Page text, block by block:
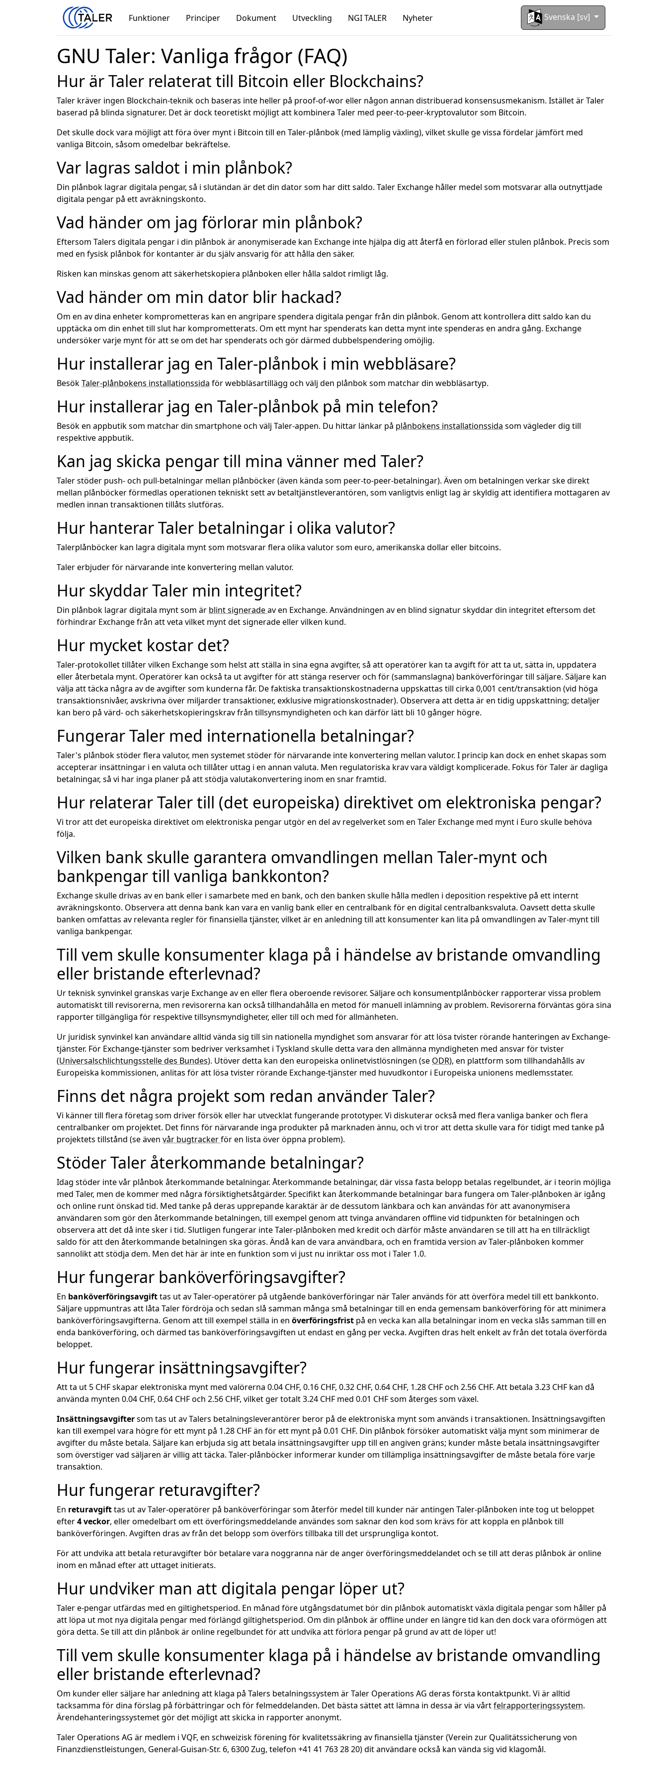
Funktioner Principer Dokument Utveckling NGI TALER Nyheter Svenska [sv]
GNU Taler: Vanliga frågor (FAQ)
Hur är Taler relaterat till Bitcoin eller Blockchains?
Taler kräver ingen Blockchain-teknik och baseras inte heller på proof-of-wor eller någon annan distribuerad konsensusmekanism. Istället är Taler
baserad på blinda signaturer. Det är dock teoretiskt möjligt att kombinera Taler med peer-to-peer-kryptovalutor som Bitcoin.
Det skulle dock vara möjligt att föra över mynt i Bitcoin till en Taler-plånbok (med lämplig växling), vilket skulle ge vissa fördelar jämfört med
vanliga Bitcoin, såsom omedelbar bekräftelse.
Var lagras saldot i min plånbok?
Din plånbok lagrar digitala pengar, så i slutändan är det din dator som har ditt saldo. Taler Exchange håller medel som motsvarar alla outnyttjade
digitala pengar på ett avräkningskonto.
Vad händer om jag förlorar min plånbok?
Eftersom Talers digitala pengar i din plånbok är anonymiserade kan Exchange inte hjälpa dig att återfå en förlorad eller stulen plånbok. Precis som
med en fysisk plånbok för kontanter är du själv ansvarig för att hålla den säker.
Risken kan minskas genom att säkerhetskopiera plånboken eller hålla saldot rimligt låg.
Vad händer om min dator blir hackad?
Om en av dina enheter komprometteras kan en angripare spendera digitala pengar från din plånbok. Genom att kontrollera ditt saldo kan du
upptäcka om din enhet till slut har komprometterats. Om ett mynt har spenderats kan detta mynt inte spenderas en andra gång. Exchange
undersöker varje mynt för att se om det har spenderats och gör därmed dubbelspendering omöjlig.
Hur installerar jag en Taler-plånbok i min webbläsare?
BesökTaler-plånbokens installationssida för webbläsartillägg och välj den plånbok som matchar din webbläsartyp.
Hur installerar jag en Taler-plånbok på min telefon?
Besök en appbutik som matchar din smartphone och välj Taler-appen. Du hittar länkar på plånbokens installationssida som vägleder dig till
respektive appbutik.
Kan jag skicka pengar till mina vänner med Taler?
Taler stöder push- och pull-betalningar mellan plånböcker (även kända som peer-to-peer-betalningar). Även om betalningen verkar ske direkt
mellan plånböcker förmedlas operationen tekniskt sett av betaltjänstleverantören, som vanligtvis enligt lag är skyldig att identifiera mottagaren av
medlen innan transaktionen tillåts slutföras.
Hur hanterar Taler betalningar i olika valutor?
Talerplånböcker kan lagra digitala mynt som motsvarar flera olika valutor som euro, amerikanska dollar eller bitcoins.
Taler erbjuder för närvarande inte konvertering mellan valutor.
Hur skyddar Taler min integritet?
Din plånbok lagrar digitala mynt som är blint signeradeav en Exchange. Användningen av en blind signatur skyddar din integritet eftersom det
förhindrar Exchange från att veta vilket mynt det signerade eller vilken kund.
Hur mycket kostar det?
Taler-protokollet tillåter vilken Exchange som helst att ställa in sina egna avgifter, så att operatörer kan ta avgift för att ta ut, sätta in, uppdatera
eller återbetala mynt. Operatörer kan också ta ut avgifter för att stänga reserver och för (sammanslagna) banköverföringar till säljare. Säljare kan
välja att täcka några av de avgifter som kunderna får. De faktiska transaktionskostnaderna uppskattas till cirka 0,001 cent/transaktion (vid höga
transaktionsnivåer, avskrivna över miljarder transaktioner, exklusive migrationskostnader). Observera att detta är en tidig uppskattning; detaljer
kan bero på värd- och säkerhetskopieringskrav från tillsynsmyndigheten och kan därför lätt bli 10 gånger högre.
Fungerar Taler med internationella betalningar?
Taler's plånbok stöder flera valutor, men systemet stöder för närvarande inte konvertering mellan valutor. I princip kan dock en enhet skapas som
accepterar insättningar i en valuta och tillåter uttag i en annan valuta. Men regulatoriska krav vara väldigt komplicerade. Fokus för Taler är dagliga
betalningar, så vi har inga planer på att stödja valutakonvertering inom en snar framtid.
Hur relaterar Taler till (det europeiska) direktivet om elektroniska pengar?
Vi tror att det europeiska direktivet om elektroniska pengar utgör en del av regelverket som en Taler Exchange med mynt i Euro skulle behöva
följa.
Vilken bank skulle garantera omvandlingen mellan Taler-mynt och
bankpengar till vanliga bankkonton?
Exchange skulle drivas av en bank eller i samarbete med en bank, och den banken skulle hålla medlen i deposition respektive på ett internt
avräkningskonto. Observera att denna bank kan vara en vanlig bank eller en centralbank för en digital centralbanksvaluta. Oavsett detta skulle
banken omfattas av relevanta regler för finansiella tjänster, vilket är en anledning till att konsumenter kan lita på omvandlingen av Taler-mynt till
vanliga bankpengar.
Till vem skulle konsumenter klaga på i händelse av bristande omvandling
eller bristande efterlevnad?
Ur teknisk synvinkel granskas varje Exchange av en eller flera oberoende revisorer. Säljare och konsumentplånböcker rapporterar vissa problem
automatiskt till revisorerna, men revisorerna kan också tillhandahålla en metod för manuell inlämning av problem. Revisorerna förväntas göra sina
rapporter tillgängliga för respektive tillsynsmyndigheter, eller till och med för allmänheten.
Ur juridisk synvinkel kan användare alltid vända sig till sin nationella myndighet som ansvarar för att lösa tvister rörande hanteringen av Exchange-
tjänster. För Exchange-tjänster som bedriver verksamhet i Tyskland skulle detta vara den allmänna myndigheten med ansvar för tvister
(Universalschlichtungsstelle des Bundes). Utöver detta kan den europeiska onlinetvistlösningen (se ODR), en plattform som tillhandahålls av
Europeiska kommissionen, anlitas för att lösa tvister rörande Exchange-tjänster med huvudkontor i Europeiska unionens medlemsstater.
Finns det några projekt som redan använder Taler?
Vi känner till flera företag som driver försök eller har utvecklat fungerande prototyper. Vi diskuterar också med flera vanliga banker och flera
centralbanker om projektet. Det finns för närvarande inga produkter på marknaden ännu, och vi tror att detta skulle vara för tidigt med tanke på
projektets tillstånd (se även vår bugtrackerför en lista över öppna problem).
Stöder Taler återkommande betalningar?
Idag stöder inte vår plånbok återkommande betalningar. Återkommande betalningar, där vissa fasta belopp betalas regelbundet, är i teorin möjliga
med Taler, men de kommer med några försiktighetsåtgärder. Specifikt kan återkommande betalningar bara fungera om Taler-plånboken är igång
och online runt önskad tid. Med tanke på deras upprepande karaktär är de dessutom länkbara och kan användas för att avanonymisera
användaren som gör den återkommande betalningen, till exempel genom att tvinga användaren offline vid tidpunkten för betalningen och
observera att det då inte sker i tid. Slutligen fungerar inte Taler-plånboken med kredit och därför måste användaren se till att ha en tillräckligt
saldo för att den återkommande betalningen ska göras. Ändå kan de vara användbara, och en framtida version av Taler-plånboken kommer
sannolikt att stödja dem. Men det här är inte en funktion som vi just nu inriktar oss mot i Taler 1.0.
Hur fungerar banköverföringsavgifter?
En banköverföringsavgifttas ut av Taler-operatörer på utgående banköverföringar när Taler används för att överföra medel till ett bankkonto.
Säljare uppmuntras att låta Taler fördröja och sedan slå samman många små betalningar till en enda gemensam banköverföring för att minimera
banköverföringsavgifterna. Genom att till exempel ställa in en överföringsfrist på en vecka kan alla betalningar inom en vecka slås samman till en
enda banköverföring, och därmed tas banköverföringsavgiften ut endast en gång per vecka. Avgiften dras helt enkelt av från det totala överförda
beloppet.
Hur fungerar insättningsavgifter?
Att ta ut 5 CHF skapar elektroniska mynt med valörerna 0.04 CHF, 0.16 CHF, 0.32 CHF, 0.64 CHF, 1.28 CHF och 2.56 CHF. Att betala 3.23 CHF kan då
använda mynten 0.04 CHF, 0.64 CHF och 2.56 CHF, vilket ger totalt 3.24 CHF med 0.01 CHF som återges som växel.
Insättningsavgiftersom tas ut av Talers betalningsleverantörer beror på de elektroniska mynt som används i transaktionen. Insättningsavgiften
kan till exempel vara högre för ett mynt på 1.28 CHF än för ett mynt på 0.01 CHF. Din plånbok försöker automatiskt välja mynt som minimerar de
avgifter du måste betala. Säljare kan erbjuda sig att betala insättningsavgifter upp till en angiven gräns; kunder måste betala insättningsavgifter
som överstiger vad säljaren är villig att täcka. Taler-plånböcker informerar kunder om tillämpliga insättningsavgifter de måste betala före varje
transaktion.
Hur fungerar returavgifter?
En returavgifttas ut av Taler-operatörer på banköverföringar som återför medel till kunder när antingen Taler-plånboken inte tog ut beloppet
efter4 veckor, eller omedelbart om ett överföringsmeddelande användes som saknar den kod som krävs för att koppla en plånbok till
banköverföringen. Avgiften dras av från det belopp som överförs tillbaka till det ursprungliga kontot.
För att undvika att betala returavgifter bör betalare vara noggranna när de anger överföringsmeddelandet och se till att deras plånbok är online
inom en månad efter att uttaget initierats.
Hur undviker man att digitala pengar löper ut?
Taler e-pengar utfärdas med en giltighetsperiod. En månad före utgångsdatumet bör din plånbok automatiskt växla digitala pengar som håller på
att löpa ut mot nya digitala pengar med förlängd giltighetsperiod. Om din plånbok är offline under en längre tid kan den dock vara oförmögen att
göra detta. Se till att din plånbok är online regelbundet för att undvika att förlora pengar på grund av att de löper ut!
Till vem skulle konsumenter klaga på i händelse av bristande omvandling
eller bristande efterlevnad?
Om kunder eller säljare har anledning att klaga på Talers betalningssystem är Taler Operations AG deras första kontaktpunkt. Vi är alltid
tacksamma för dina förslag på förbättringar och för felmeddelanden. Det bästa sättet att lämna in dessa är via vårtfelrapporteringssystem.
Ärendehanteringssystemet gör det möjligt att skicka in rapporter anonymt.
Taler Operations AG är medlem i VQF, en schweizisk förening för kvalitetssäkring av finansiella tjänster (Verein zur Qualitätssicherung von
Finanzdienstleistungen, General-Guisan-Str. 6, 6300 Zug, telefon +41 41 763 28 20) dit användare också kan vända sig vid klagomål.